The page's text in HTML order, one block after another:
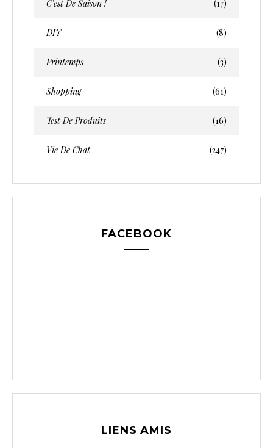
C'est De Saison ! (17)
DIY (8)
Printemps (3)
Shopping (61)
Test De Produits (16)
Vie De Chat (247)
FACEBOOK
LIENS AMIS